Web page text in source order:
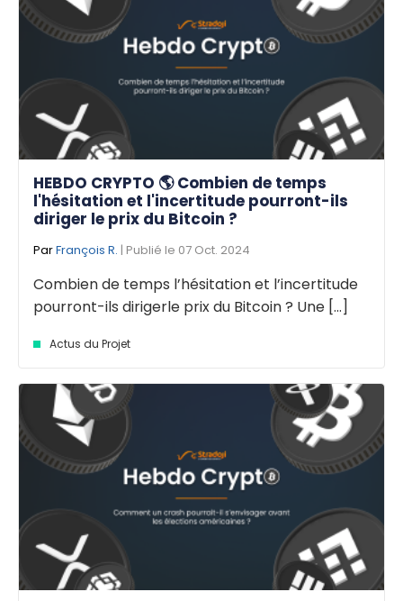
HEBDO CRYPTO 🌎 Combien de temps
l'hésitation et l'incertitude pourront-ils
diriger le prix du Bitcoin ?
ParFrançois R. | Publié le 07 Oct. 2024
Combien de temps l’hésitation et l’incertitude
pourront-ils dirigerle prix du Bitcoin ? Une [...]
Actus du Projet